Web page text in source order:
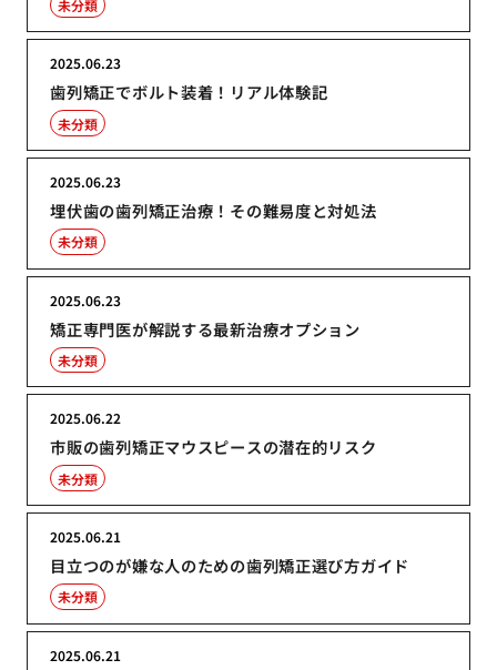
未分類
歯列矯正でボルト装着！リアル体験記
2025.06.23
未分類
埋伏歯の歯列矯正治療！その難易度と対処法
2025.06.23
未分類
矯正専門医が解説する最新治療オプション
2025.06.23
未分類
市販の歯列矯正マウスピースの潜在的リスク
2025.06.22
未分類
目立つのが嫌な人のための歯列矯正選び方ガイド
2025.06.21
未分類
2025.06.21